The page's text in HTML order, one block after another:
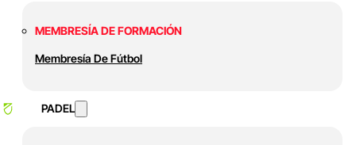
MEMBRESÍA DE FORMACIÓN
Membresía De Fútbol
PADEL